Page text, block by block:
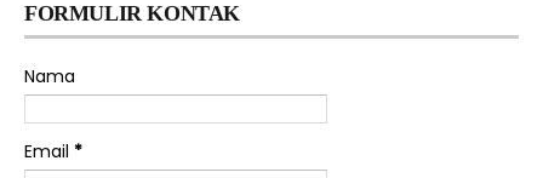
FORMULIR KONTAK
Nama
Email *